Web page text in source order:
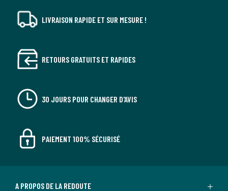
LIVRAISON RAPIDE ET SUR MESURE !
RETOURS GRATUITS ET RAPIDES
30 JOURS POUR CHANGER D'AVIS
PAIEMENT 100% SÉCURISÉ
A PROPOS DE LA REDOUTE